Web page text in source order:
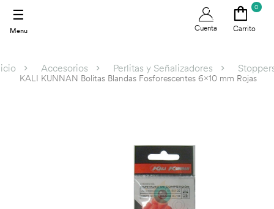
Cuenta
0
Carrito
Navegación
de
☰
Accesorios Perlitas y Señalizadores
KALI KUNNAN Bolitas Blandas Fosforescentes 6x10 mm Rojas